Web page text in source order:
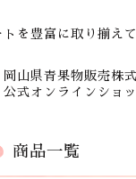
を豊富に取り揃えて
岡山県青果物販売株
公式オンラインショ
商品一覧